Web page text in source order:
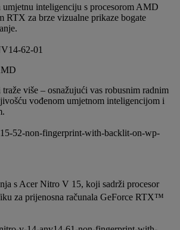
umjetnu inteligenciju s procesorom AMD
za brze vizualne prikaze bogate
više – osnažujući vas robusnim radnim
vođenom umjetnom inteligencijom i
s Acer Nitro V 15, koji sadrži procesor
za prijenosna računala GeForce RTX™